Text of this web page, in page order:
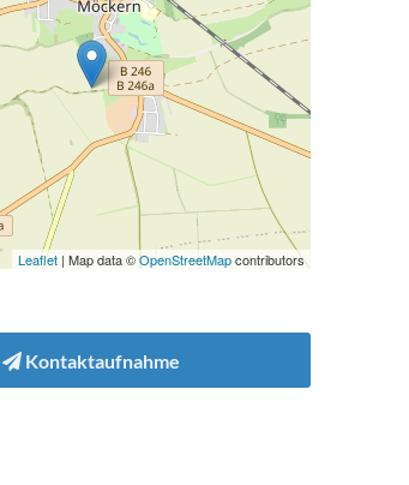
Leaflet| Map data ©OpenStreetMapcontributors
Kontaktaufnahme